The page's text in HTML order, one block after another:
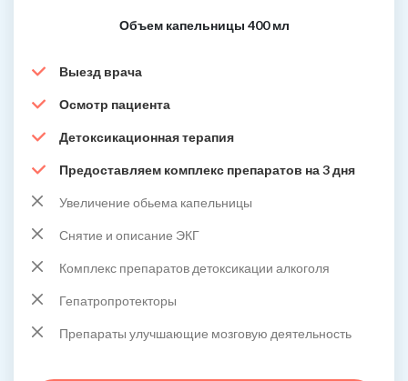
Объем капельницы 400 мл
Выезд врача
Осмотр пациента
Детоксикационная терапия
Предоставляем комплекс препаратов на 3 дня
Увеличение обьема капельницы
Снятие и описание ЭКГ
Комплекс препаратов детоксикации алкоголя
Гепатропротекторы
Препараты улучшающие мозговую деятельность